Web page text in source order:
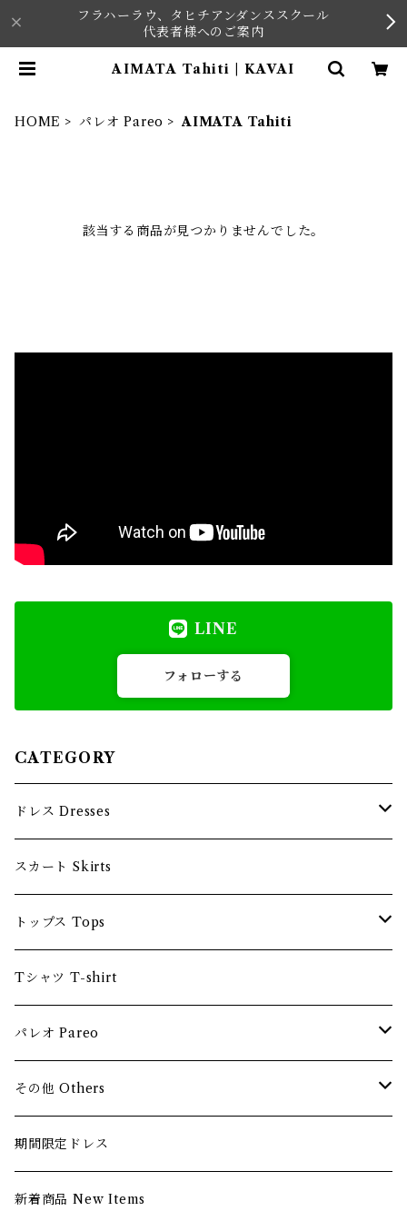
フラハーラウ、タヒチアンダンススクール
代表者様へのご案内
AIMATA Tahiti | KAVAI
HOME パレオ Pareo AIMATA Tahiti
該当する商品が見つかりませんでした。
LINE
フォローする
CATEGORY
ドレス Dresses
ロングドレス Long dress
ロングスリーブ Long sleeve
ショートスリーブ Short sleeve
ショートドレス Short dress
スカート Skirts
トップス Tops
ブラ Bra
シャツ Shirts
Tシャツ T-shirt
パレオ Pareo
無地パレオ Plain pareo
AIMATA Tahiti
その他 Others
ヘアアクセサリー Hair Accessories
バッグ Bag
期間限定ドレス
新着商品 New Items